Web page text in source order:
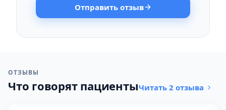
Отправить отзыв
ОТЗЫВЫ
Что говорят пациентыЧитать 2 отзыва